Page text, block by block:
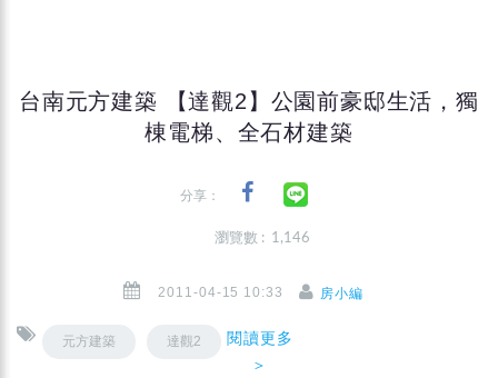
台南元方建築 【達觀2】公園前豪邸生活，獨
棟電梯、全石材建築
分享：
瀏覽數 : 1,146
2011-04-15 10:33 房小編
元方建築 達觀2
閱讀更多
＞